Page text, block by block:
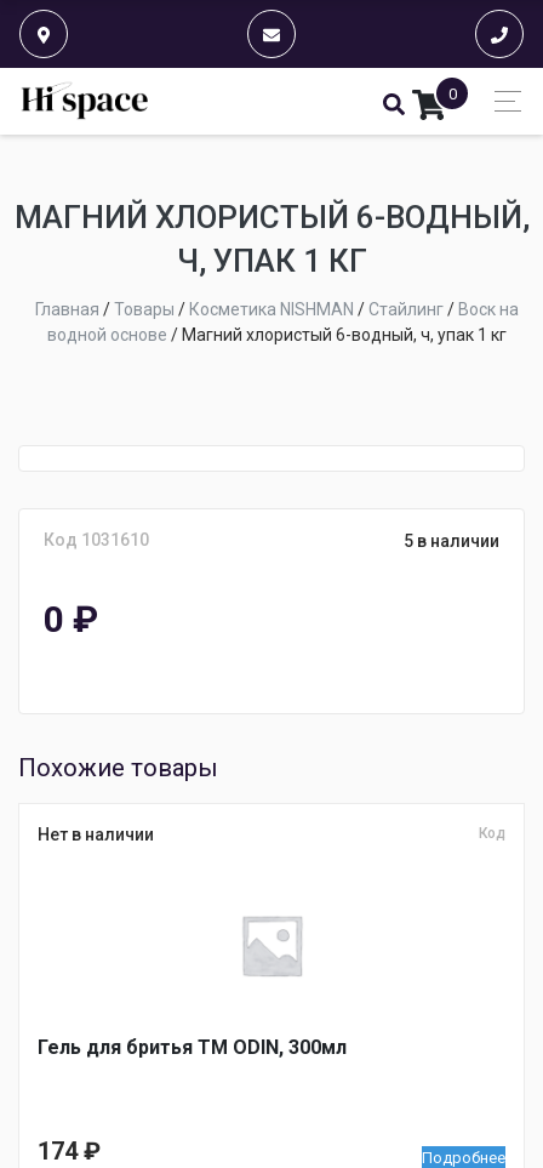
0
МАГНИЙ ХЛОРИСТЫЙ 6-ВОДНЫЙ,
Ч, УПАК 1 КГ
Главная /Товары / Косметика NISHMAN /Стайлинг/ Воск на
водной основе / Магний хлористый 6-водный, ч, упак 1 кг
Код 1031610 5 в наличии
0 ₽
Похожие товары
Нет в наличии Код
Гель для бритья ТМ ODIN, 300мл
174₽ Подробнее